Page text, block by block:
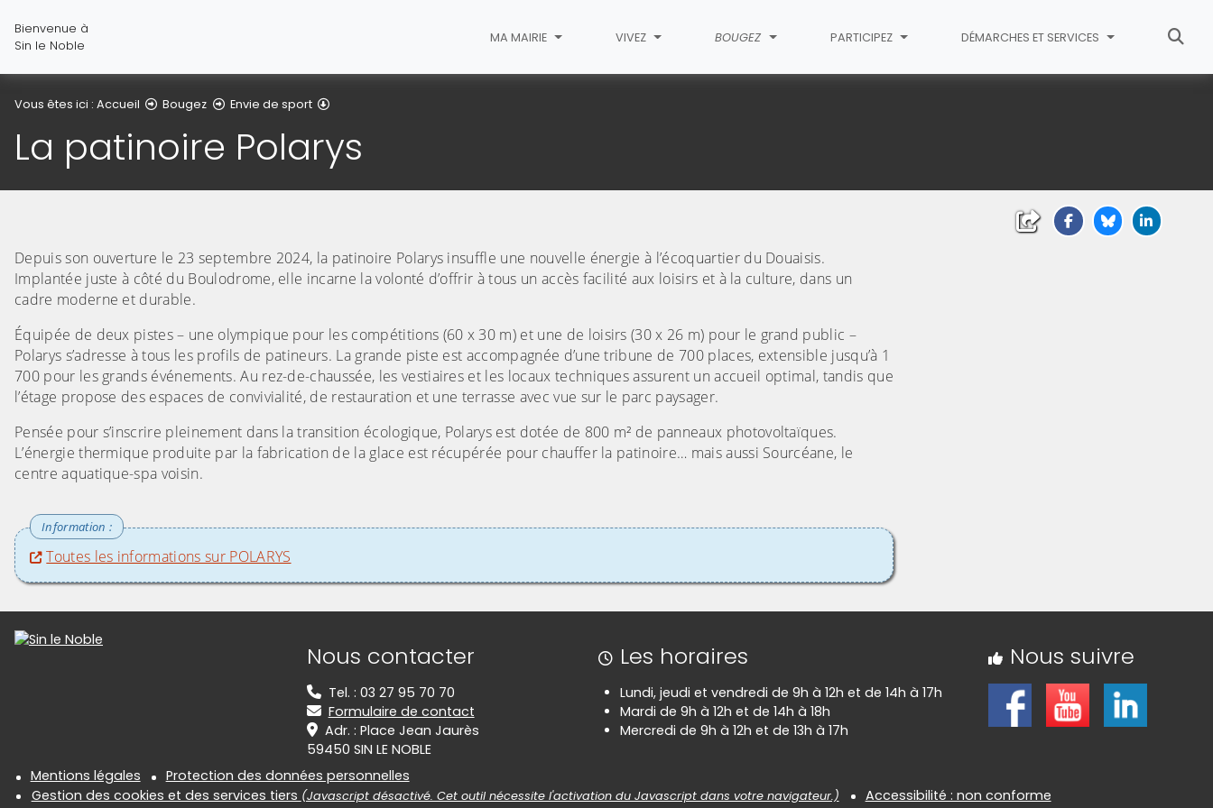
Bienvenue à
Sin le Noble
MA MAIRIE VIVEZ BOUGEZ PARTICIPEZ DÉMARCHES ET SERVICES
Vous êtes ici : Accueil Bougez Envie de sport
La patinoire Polarys
Depuis son ouverture le 23 septembre 2024, la patinoire Polarys insuffle une nouvelle énergie à l’écoquartier du Douaisis.
Implantée juste à côté du Boulodrome, elle incarne la volonté d’offrir à tous un accès facilité aux loisirs et à la culture, dans un
cadre moderne et durable.
Équipée de deux pistes – une olympique pour les compétitions (60 x 30 m) et une de loisirs (30 x 26 m) pour le grand public –
Polarys s’adresse à tous les profils de patineurs. La grande piste est accompagnée d’une tribune de 700 places, extensible jusqu’à 1
700 pour les grands événements. Au rez-de-chaussée, les vestiaires et les locaux techniques assurent un accueil optimal, tandis que
l’étage propose des espaces de convivialité, de restauration et une terrasse avec vue sur le parc paysager.
Pensée pour s’inscrire pleinement dans la transition écologique, Polarys est dotée de 800 m² de panneaux photovoltaïques.
L’énergie thermique produite par la fabrication de la glace est récupérée pour chauffer la patinoire… mais aussi Sourcéane, le
centre aquatique-spa voisin.
Toutes les informations sur POLARYS
Informations de contactNous contacter
Tel. : 03 27 95 70 70
Formulaire de contact
Adr. : Place Jean Jaurès
59450 SIN LE NOBLE
Les horaires
Lundi, jeudi et vendredi de 9h à 12h et de 14h à 17h
Mardi de 9h à 12h et de 14h à 18h
Mercredi de 9h à 12h et de 13h à 17h
Nous suivre
Informations réglementaires
Mentions légales
Protection des données personnelles
Gestion des cookies et des services tiers (Javascript désactivé. Cet outil nécessite l'activation du Javascript dans votre navigateur.) Accessibilité : non conforme